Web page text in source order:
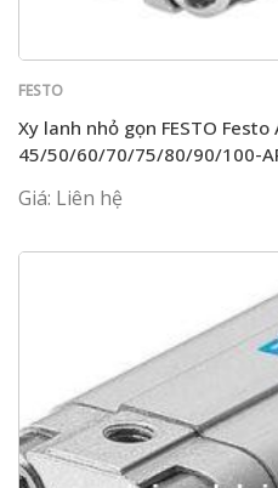
FESTO
Xy lanh nhỏ gọn FESTO Festo
45/50/60/70/75/80/90/100-
Giá: Liên hệ